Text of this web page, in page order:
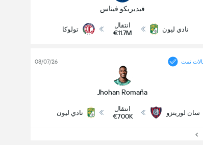
فيديريكو فيناس
نادي ليون
انتقال
€11.7M
تولوكا
تمت
Jhohan Romaña
08/07/26
سان لورينزو
انتقال
€700K
نادي ليون